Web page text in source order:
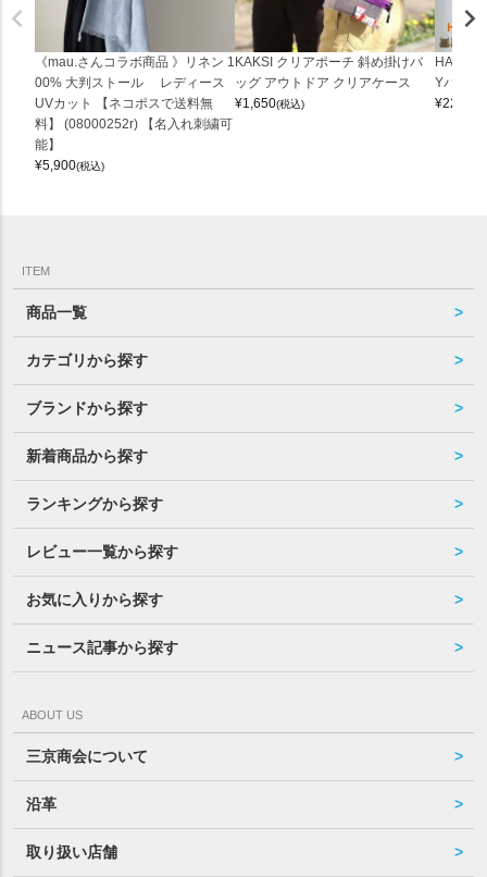
《mau.さんコラボ商品 》リネン 1
00% 大判ストール レディース
UVカット 【ネコポスで送料無
料】 (08000252r) 【名入れ刺繍可
能】
¥5,900(税込)
KAKSI クリアポーチ 斜め掛けバ
ッグ アウトドア クリアケース
¥1,650(税込)
Yバッグ
¥22,000
ITEM
商品一覧
カテゴリから探す
ブランドから探す
新着商品から探す
ランキングから探す
レビュー一覧から探す
お気に入りから探す
ニュース記事から探す
ABOUT US
三京商会について
沿革
取り扱い店舗